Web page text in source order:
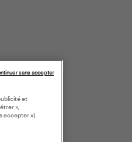
et
»,
accepter »).
sans accepter